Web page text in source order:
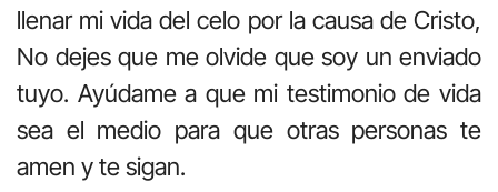
llenar mi vida del celo por la causa de Cristo,
No dejes que me olvide que soy un enviado
tuyo. Ayúdame a que mi testimonio de vida
sea el medio para que otras personas te
amen y te sigan.